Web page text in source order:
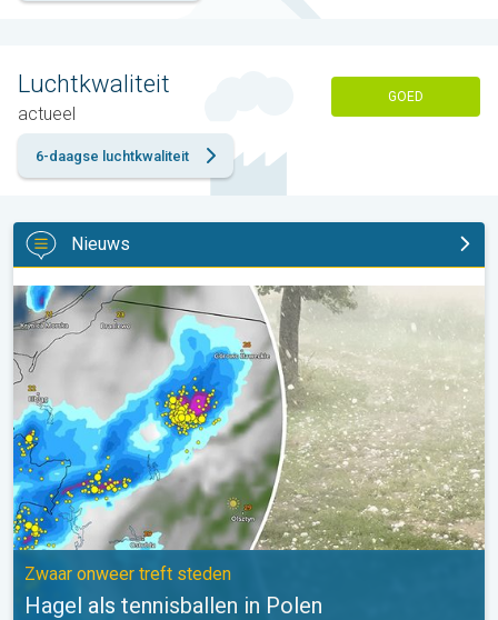
Luchtkwaliteit
actueel
GOED
6-daagse luchtkwaliteit
Nieuws
Hagel als tennisballen in Polen. Zwaar onweer treft steden. . .
Zwaar onweer treft steden
Hagel als tennisballen in Polen